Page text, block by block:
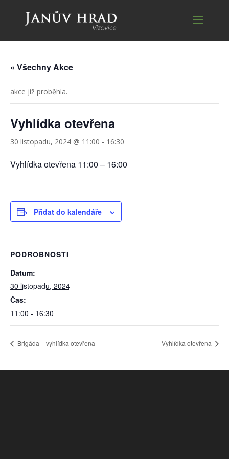
« Všechny Akce
akce již proběhla.
Vyhlídka otevřena
30 listopadu, 2024 @ 11:00 - 16:30
Vyhlídka otevřena 11:00 – 16:00
Přidat do kalendáře
PODROBNOSTI
Datum:
30 listopadu, 2024
Čas:
11:00 - 16:30
Brigáda – vyhlídka otevřena Vyhlídka otevřena